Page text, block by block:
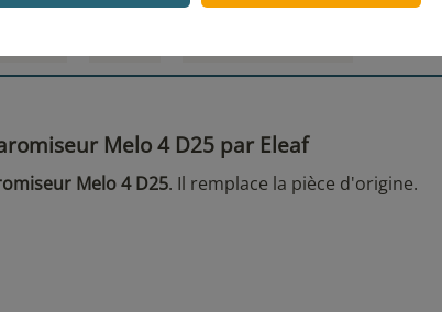
Melo 4 D25 par Eleaf
Melo 4 D25. Il remplace la pièce d'origine.